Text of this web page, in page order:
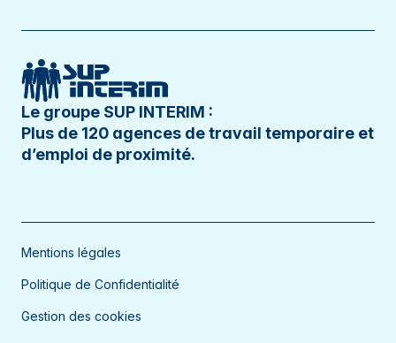
Le groupe SUP INTERIM :
Plus de 120 agences de travail temporaire et
d’emploi de proximité.
Mentions légales
Politique de Confidentialité
Gestion des cookies